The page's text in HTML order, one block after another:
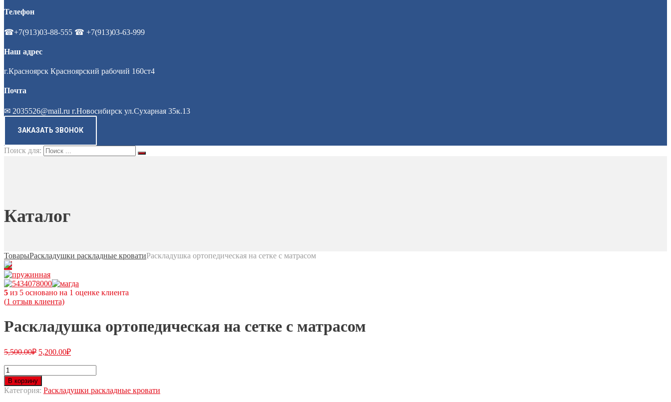
Телефон
☎+7(913)03-88-555 ☎ +7(913)03-63-999
Наш адрес
г.Красноярск Красноярский рабочий 160ст4
Почта
✉ 2035526@mail.ru г.Новосибирск ул.Сухарная 35к.13
ЗАКАЗАТЬ ЗВОНОК
Поиск для:
Каталог
ТоварыРаскладушки раскладные кроватиРаскладушка ортопедическая на сетке с матрасом
5 из 5 основано на 1 оценке клиента
(1 отзыв клиента)
Раскладушка ортопедическая на сетке с матрасом
5,500.00₽ 5,200.00₽
В корзину
Категория: Раскладушки раскладные кровати